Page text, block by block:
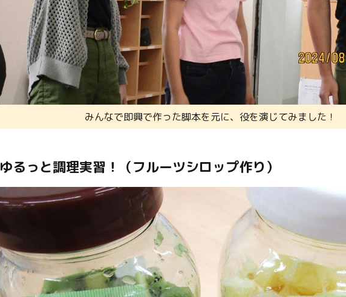
みんなで即興で作った脚本を元に、役を演じてみました！
ゆるっと調理実習！（フルーツシロップ作り）